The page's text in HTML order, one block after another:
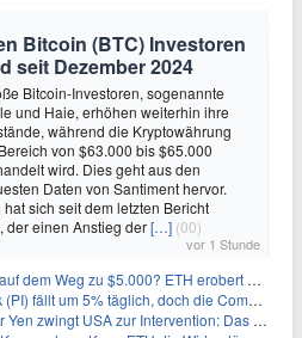
Bitcoin (BTC) Investoren
seit Dezember 2024
Bitcoin-Investoren, sogenannte
und Haie, erhöhen weiterhin ihre
während die Kryptowährung
von $63.000 bis $65.000
wird. Dies geht aus den
Daten von Santiment hervor.
sich seit dem letzten Bericht
der einen Anstieg der[…] (00)
vor 1 Stunde
$5.000? ETH erobert wichtige Marke zurück, während Institutionen weiter akkumulieren
um 5% täglich, doch die Community bleibt optimistisch
USA zur Intervention: Das größte Risiko seit 15 Jahren